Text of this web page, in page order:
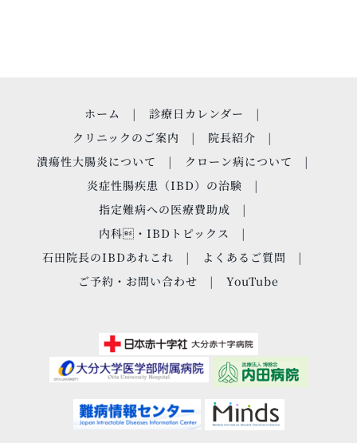
ホーム
診療日カレンダー
クリニックのご案内
院長紹介
潰瘍性大腸炎について
クローン病について
炎症性腸疾患（IBD）の治験
指定難病への医療費助成
内科・IBDトピックス
石田院長のIBDあれこれ
よくあるご質問
ご予約・お問い合わせ
YouTube